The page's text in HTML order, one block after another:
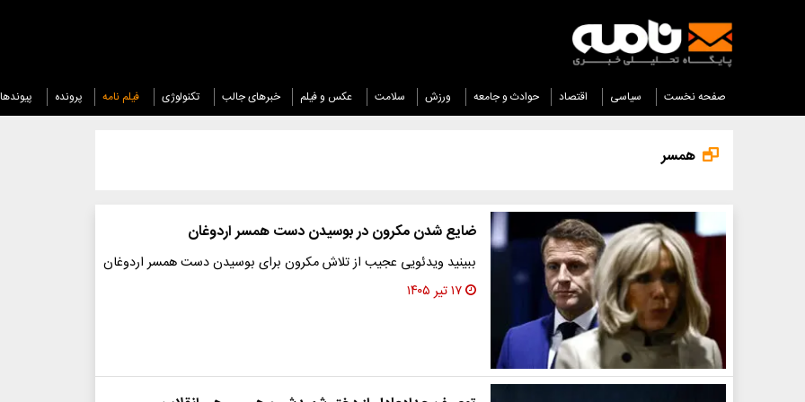
صفحه نخست سیاسی اقتصاد حوادث و جامعه ورزش سلامت عکس و فیلم خبرهای جالب تکنولوژی فیلم نامه پرونده پیوندها
همسر
ضایع شدن مکرون در بوسیدن دست همسر اردوغان
ببینید ویدئویی عجیب از تلاش مکرون برای بوسیدن دست همسر اردوغان
۱۷ تیر ۱۴۰۵